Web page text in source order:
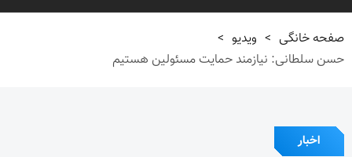
صفحه خانگی > ویدیو >
حسن سلطانی: نیازمند حمایت مسئولین هستیم
اخبار